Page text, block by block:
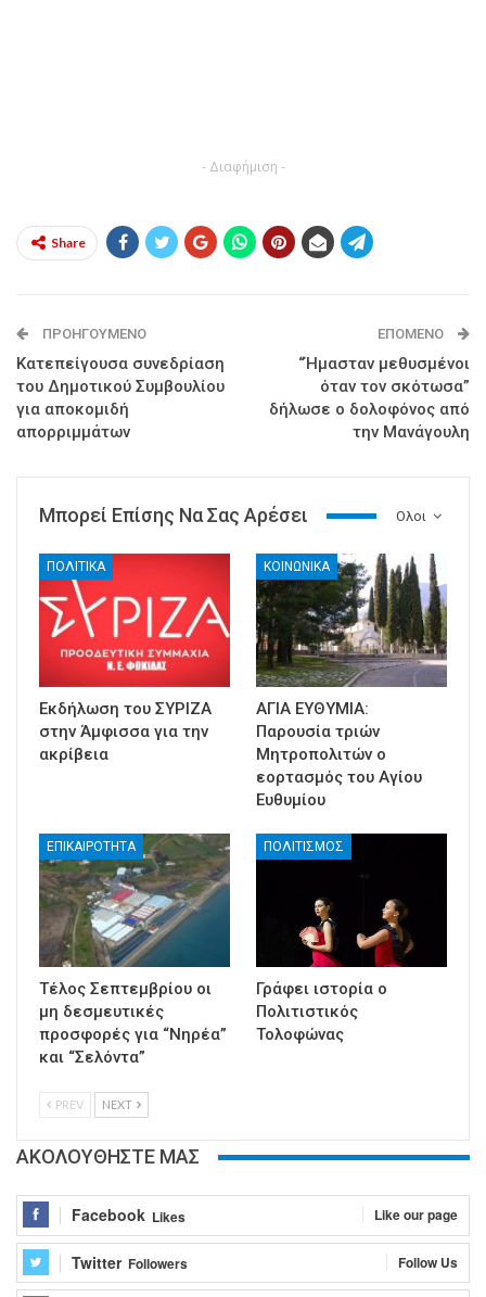
- Διαφήμιση -
Share
ΠΡΟΗΓΟΎΜΕΝΟ
Κατεπείγουσα συνεδρίαση
του Δημοτικού Συμβουλίου
για αποκομιδή
απορριμμάτων
ΕΠΌΜΕΝΟ
“Ήμασταν μεθυσμένοι
όταν τον σκότωσα”
δήλωσε ο δολοφόνος από
την Μανάγουλη
Ολοι
Μπορεί Επίσης Να Σας Αρέσει
ΠΟΛΙΤΙΚΑ
Εκδήλωση του ΣΥΡΙΖΑ
στην Άμφισσα για την
ακρίβεια
ΚΟΙΝΩΝΙΚΑ
ΑΓΙΑ ΕΥΘΥΜΙΑ:
Παρουσία τριών
Μητροπολιτών ο
εορτασμός του Αγίου
Ευθυμίου
ΕΠΙΚΑΙΡΟΤΗΤΑ
Τέλος Σεπτεμβρίου οι
μη δεσμευτικές
προσφορές για “Νηρέα”
και “Σελόντα”
ΠΟΛΙΤΙΣΜΟΣ
Γράφει ιστορία ο
Πολιτιστικός
Τολοφώνας
PREV NEXT
ΑΚΟΛΟΥΘΗΣΤΕ ΜΑΣ
Facebook Likes Like our page
Twitter Followers Follow Us